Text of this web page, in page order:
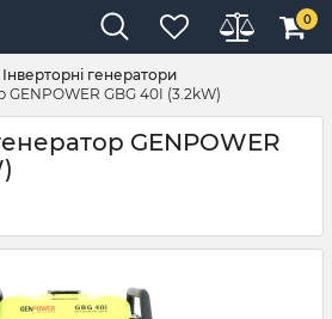
0
Інверторні генератори
GENPOWER GBG 40I (3.2kW)
GENPOWER